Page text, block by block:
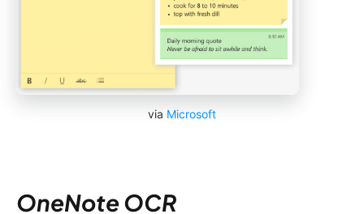
via Microsoft
OneNote OCR